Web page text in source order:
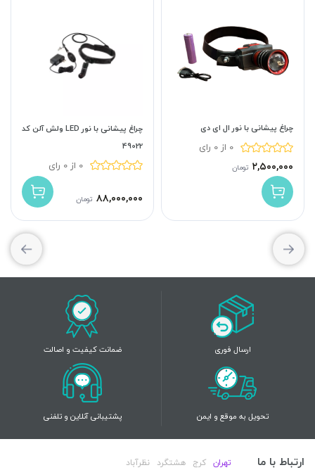
چراغ پیشانی با نور ال ای دی
0 از 0 رای
۲,۵۰۰,۰۰۰ تومان
چراغ پیشانی با نور LED ولش آلن کد
49022
0 از 0 رای
۸۸,۰۰۰,۰۰۰ تومان
ارسال فوری ضمانت کیفیت و اصالت
تحویل به موقع و ایمن پشتیبانی آنلاین و تلفنی
ارتباط با ما تهران کرج هشتگرد نظرآباد